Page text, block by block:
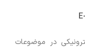
در موضوعات